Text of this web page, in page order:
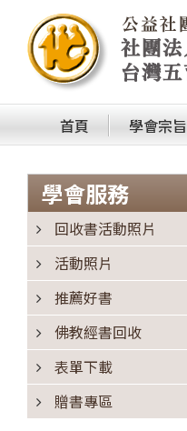
首頁 學會宗旨
學會服務
回收書活動照片
活動照片
推薦好書
佛教經書回收
表單下載
贈書專區